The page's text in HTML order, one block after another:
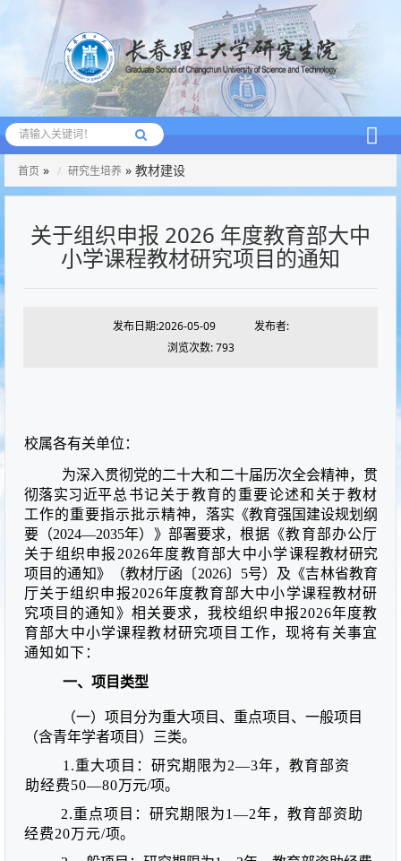
首页 » 研究生培养 » 教材建设
关于组织申报 2026 年度教育部大中
小学课程教材研究项目的通知
发布日期:2026-05-09
发布者:
浏览次数:793
校属各有关单位：
为深入贯彻党的二十大和二十届历次全会精神，贯
彻落实习近平总书记关于教育的重要论述和关于教材
工作的重要指示批示精神，落实《教育强国建设规划纲
要（2024—2035年）》部署要求，根据《教育部办公厅
关于组织申报 2026年度教育部大中小学课程教材研究
项目的通知》（教材厅函〔2026〕5号）及《吉林省教育
厅关于组织申报2026年度教育部大中小学课程教材研
究项目的通知》相关要求，我校组织申报2026年度教
育部大中小学课程教材研究项目工作，现将有关事宜
通知如下：
一、项目类型
（一）项目分为重大项目、重点项目、一般项目
（含青年学者项目）三类。
1.重大项目：研究期限为2—3年，教育部资
助经费50—80万元/项。
2.重点项目：研究期限为1—2年，教育部资助
经费20万元/项。